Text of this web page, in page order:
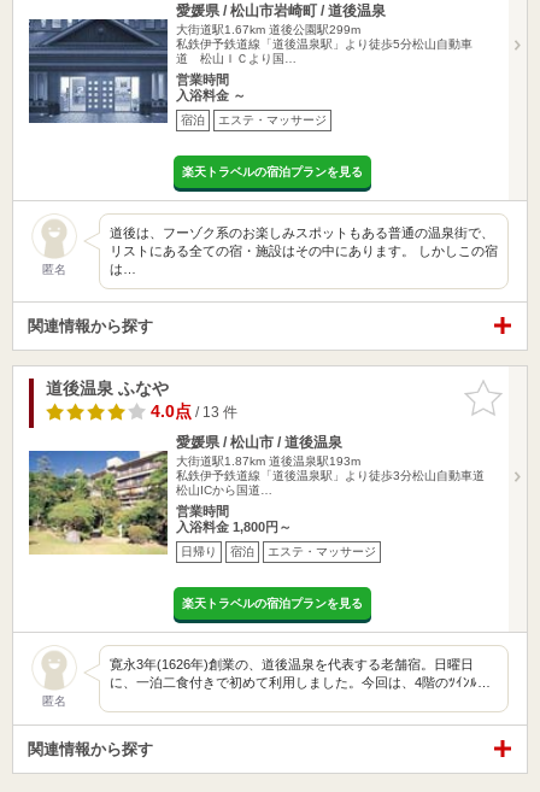
愛媛県 / 松山市岩崎町 / 道後温泉
大街道駅1.67km 道後公園駅299m
私鉄伊予鉄道線「道後温泉駅」より徒歩5分松山自動車
道 松山ＩＣより国…
営業時間
入浴料金 ～
宿泊 エステ・マッサージ
楽天トラベルの宿泊プランを見る
匿名
道後は、フーゾク系のお楽しみスポットもある普通の温泉街で、
リストにある全ての宿・施設はその中にあります。 しかしこの宿
は…
関連情報から探す
お気に入
りに追加
道後温泉 ふなや
4.0点/ 13 件
愛媛県 / 松山市 / 道後温泉
大街道駅1.87km 道後温泉駅193m
私鉄伊予鉄道線「道後温泉駅」より徒歩3分松山自動車道
松山ICから国道…
営業時間
入浴料金 1,800円～
日帰り 宿泊 エステ・マッサージ
楽天トラベルの宿泊プランを見る
匿名
寛永3年(1626年)創業の、道後温泉を代表する老舗宿。日曜日
に、一泊二食付きで初めて利用しました。今回は、4階のﾂｲﾝﾙ…
関連情報から探す